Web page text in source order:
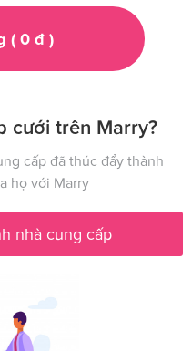
( 0đ )
cưới trên Marry?
cấp đã thúc đẩy thành
họ với Marry
nhà cung cấp